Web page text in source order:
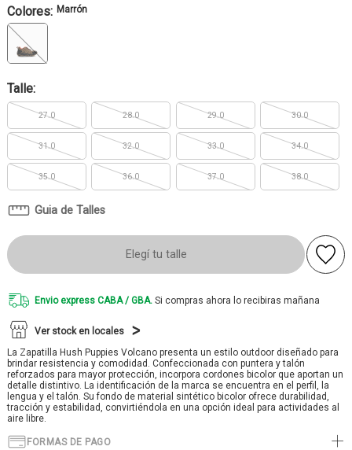
Colores: Marrón
Talle:
27.0 28.0 29.0 30.0
31.0 32.0 33.0 34.0
35.0 36.0 37.0 38.0
Guia de Talles
Elegí tu talle
Envio express CABA / GBA. Si compras ahora lo recibiras mañana
Ver stock en locales
La Zapatilla Hush Puppies Volcano presenta un estilo outdoor diseñado para
brindar resistencia y comodidad. Confeccionada con puntera y talón
reforzados para mayor protección, incorpora cordones bicolor que aportan un
detalle distintivo. La identificación de la marca se encuentra en el perfil, la
lengua y el talón. Su fondo de material sintético bicolor ofrece durabilidad,
tracción y estabilidad, convirtiéndola en una opción ideal para actividades al
aire libre.
FORMAS DE PAGO